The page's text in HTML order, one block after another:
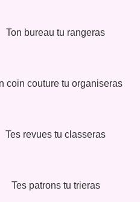
Ton bureau tu rangeras
coin couture tu organiseras
Tes revues tu classeras
Tes patrons tu trieras